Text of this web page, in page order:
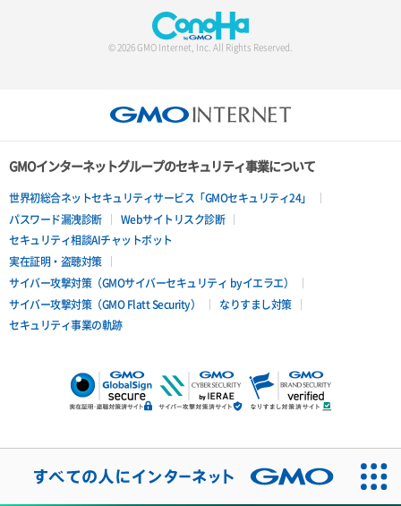
© 2026 GMO Internet, Inc. All Rights Reserved.
GMOインターネットグループのセキュリティ事業について
世界初総合ネットセキュリティサービス「GMOセキュリティ24」
パスワード漏洩診断
Webサイトリスク診断
セキュリティ相談AIチャットボット
実在証明・盗聴対策
サイバー攻撃対策（GMOサイバーセキュリティ byイエラエ）
サイバー攻撃対策（GMO Flatt Security）
なりすまし対策
セキュリティ事業の軌跡